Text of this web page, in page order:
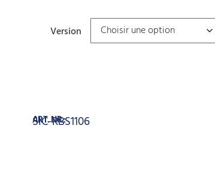
Version
ART. NR.:
SIC-RBS1106